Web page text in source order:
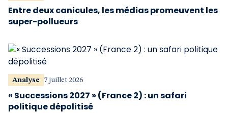
Entre deux canicules, les médias promeuvent les
super-pollueurs
Analyse 7 juillet 2026
« Successions 2027 » (France 2) : un safari
politique dépolitisé